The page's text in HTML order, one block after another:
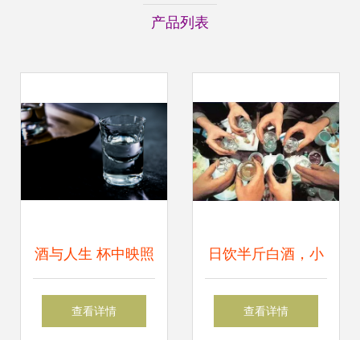
产品列表
酒与人生 杯中映照
的你我
查看详情
日饮半斤白酒，小
伙竟现“女儿身”？
查看详情